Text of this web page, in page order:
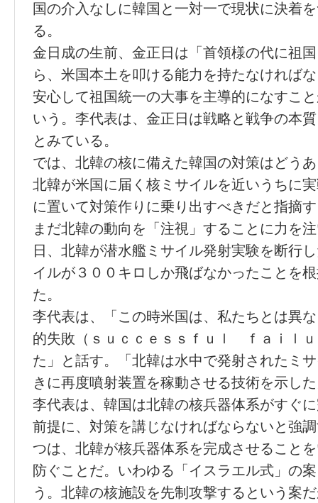
国の介入なしに韓国と一対一で現状に決着
る。
金日成の生前、金正日は「首領様の代に祖
ら、米国本土を叩ける能力を持たなければ
安心して祖国統一の大事を主導的になすこ
いう。李代表は、金正日は戦略と戦争の本
とみている。
では、北韓の核に備えた韓国の対策はどう
北韓が米国に届く核ミサイルを近いうちに
に置いて対策作りに乗り出すべきだと指摘
まだ北韓の動向を「注視」することに力を
日、北韓が潜水艦ミサイル発射実験を断行
イルが３００キロしか飛ばなかったことを
た。
李代表は、「この時米国は、私たちとは異
的失敗（ｓｕｃｃｅｓｓｆｕｌ ｆａｉｌ
た」と話す。「北韓は水中で発射されたミ
きに再度噴射装置を稼動させる技術を示し
李代表は、韓国は北韓の核兵器体系がすぐ
前提に、対策を講じなければならないと強
つは、北韓が核兵器体系を完成させること
防ぐことだ。いわゆる「イスラエル式」の
う。北韓の核施設を先制攻撃するという案